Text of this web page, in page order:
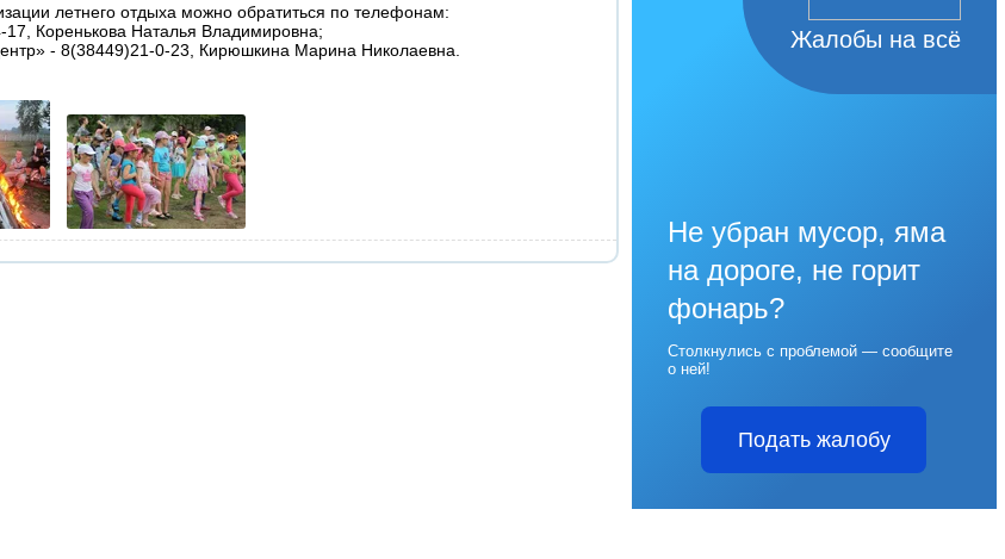
летнего отдыха можно обратиться по телефонам:
Коренькова Наталья Владимировна;
- 8(38449)21-0-23, Кирюшкина Марина Николаевна.
Жалобы на всё
Не убран мусор, яма
на дороге, не горит
фонарь?
Столкнулись с проблемой — сообщите
о ней!
Подать жалобу